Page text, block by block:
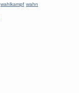
wahlkampf wahn